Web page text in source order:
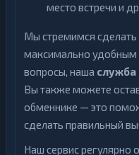
место встречи и
Мы стремимся
максимально удобным
вопросы, наша
Вы также можете
обменнике — это
сделать правильный
Наш сервис регулярно